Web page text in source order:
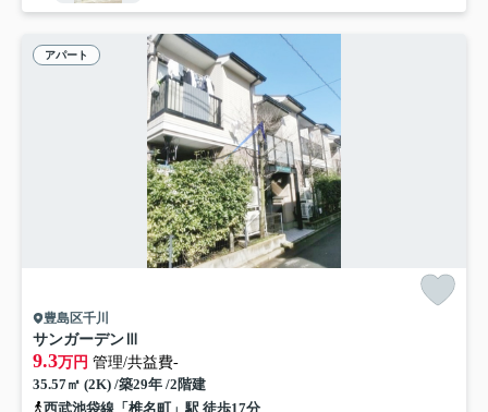
アパート
豊島区千川
サンガーデンⅢ
9.3万円 管理/共益費-
35.57㎡ (2K) /築29年 /2階建
西武池袋線「椎名町」駅 徒歩17分